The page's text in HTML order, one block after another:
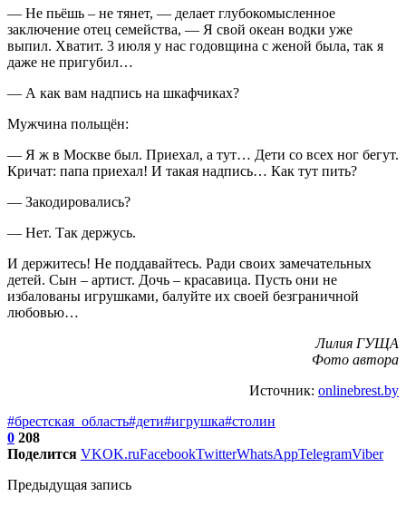
— Не пьёшь – не тянет, — делает глубокомысленное
заключение отец семейства, — Я свой океан водки уже
выпил. Хватит. 3 июля у нас годовщина с женой была, так я
даже не пригубил…
— А как вам надпись на шкафчиках?
Мужчина польщён:
— Я ж в Москве был. Приехал, а тут… Дети со всех ног бегут.
Кричат: папа приехал! И такая надпись… Как тут пить?
— Закодировались?
— Нет. Так держусь.
И держитесь! Не поддавайтесь. Ради своих замечательных
детей. Сын – артист. Дочь – красавица. Пусть они не
избалованы игрушками, балуйте их своей безграничной
любовью…
Лилия ГУЩА
Фото автора
Источник: onlinebrest.by
#брестская_область#дети#игрушка#столин
0 208
Поделится VKOK.ruFacebookTwitterWhatsAppTelegramViber
Предыдущая запись